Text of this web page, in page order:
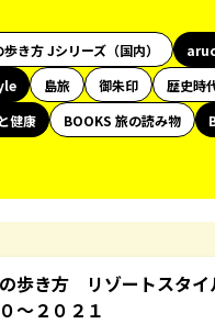
き方 Jシリーズ（国内）
島旅 御朱印 歴史時
健康 BOOKS 旅の読み物
歩き方 リゾートスタ
～２０２１